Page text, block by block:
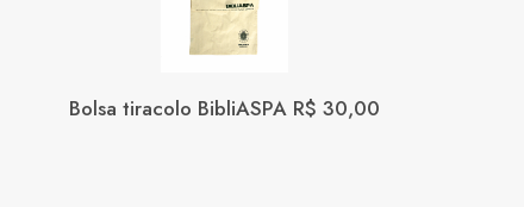
Bolsa tiracolo BibliASPA R$ 30,00